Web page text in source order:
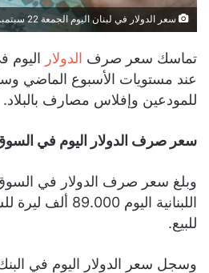
سعر الدولار في لبنان اليوم الجمعة 22 سبتمبر 2023.. هاجس إفلاس المصارف
تماسك سعر صرف الدولار اليوم
عند مستويات الأسبوع الماضي
للمودعين وإفلاس مصارف بالبلاد.
سعر صرف الدولار اليوم في
وبلغ سعر صرف الدولار في السوق
للبيع.